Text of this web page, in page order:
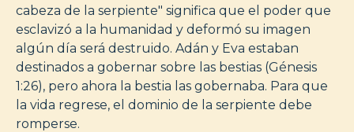
cabeza de la serpiente" significa que el poder que
esclavizó a la humanidad y deformó su imagen
algún día será destruido. Adán y Eva estaban
destinados a gobernar sobre las bestias (Génesis
1:26), pero ahora la bestia las gobernaba. Para que
la vida regrese, el dominio de la serpiente debe
romperse.